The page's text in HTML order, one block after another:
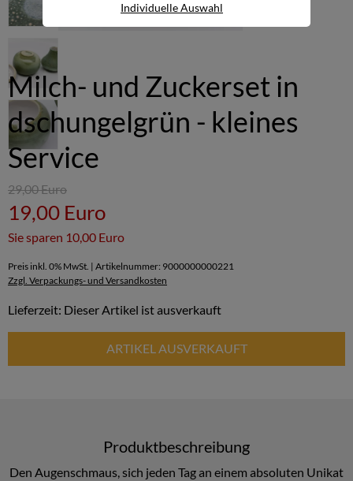
Individuelle Auswahl
Milch- und Zuckerset in
dschungelgrün - kleines
Service
29,00 Euro
19,00 Euro
Sie sparen 10,00 Euro
Preis inkl. 0% MwSt. | Artikelnummer: 9000000000221
Zzgl. Verpackungs- und Versandkosten
Lieferzeit: Dieser Artikel ist ausverkauft
ARTIKEL AUSVERKAUFT
Produktbeschreibung
Den Augenschmaus, sich jeden Tag an einem absoluten Unikat